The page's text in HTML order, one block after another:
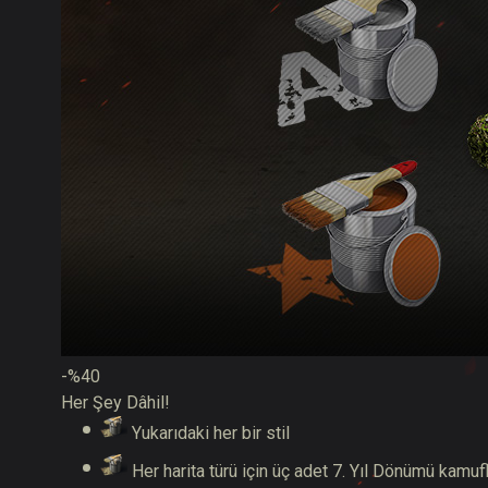
-%40
Her Şey Dâhil!
Yukarıdaki her bir stil
Her harita türü için üç adet 7. Yıl Dönümü